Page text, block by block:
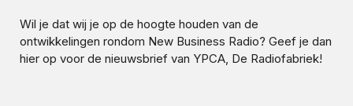
Wil je dat wij je op de hoogte houden van de
ontwikkelingen rondom New Business Radio? Geef je dan
hier op voor de nieuwsbrief van YPCA, De Radiofabriek!